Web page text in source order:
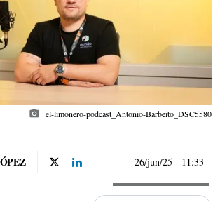
photo_camera el-limonero-podcast_Antonio-Barbeito_DSC5580
26/jun/25 - 11:33